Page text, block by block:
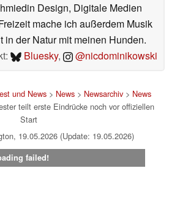
Design, Digitale Medien
mache ich außerdem Musik
in der Natur mit meinen Hunden.
Bluesky, @nicdominikowski
und News> News> Newsarchiv> News
teilt erste Eindrücke noch vor offiziellen
Start
19.05.2026 (Update: 19.05.2026)
failed!